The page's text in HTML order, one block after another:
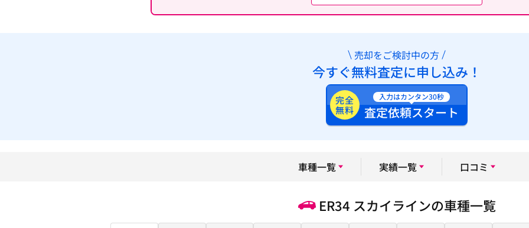
売却をご検討中の方
今すぐ無料査定に申し込み！
完全
無料
入力はカンタン30秒
査定依頼スタート
車種一覧 実績一覧 口コミ
ER34 スカイラインの車種一覧